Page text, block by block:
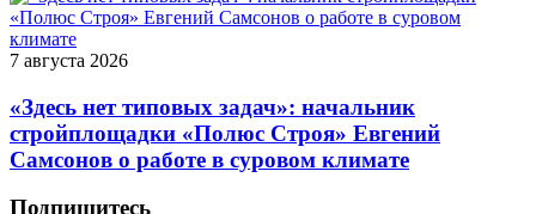
7 августа 2026
«Здесь нет типовых задач»: начальник
стройплощадки «Полюс Строя» Евгений
Самсонов о работе в суровом климате
Подпишитесь